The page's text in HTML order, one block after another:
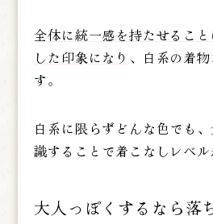
全体に統一感を持たせるこ
した印象になり 、白系の着
す。
白系に限らずどんな色でも
識することで着こなしレベル
大人っぽくするなら落